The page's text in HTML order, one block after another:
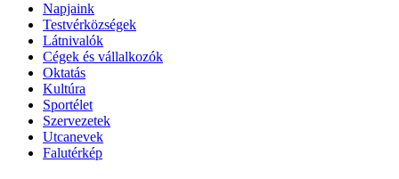
Napjaink
Testvérközségek
Látnivalók
Cégek és vállalkozók
Oktatás
Kultúra
Sportélet
Szervezetek
Utcanevek
Falutérkép